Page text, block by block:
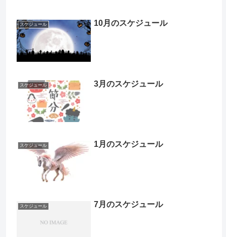
スケジュール 10月のスケジュール
スケジュール 3月のスケジュール
スケジュール 1月のスケジュール
スケジュール 7月のスケジュール